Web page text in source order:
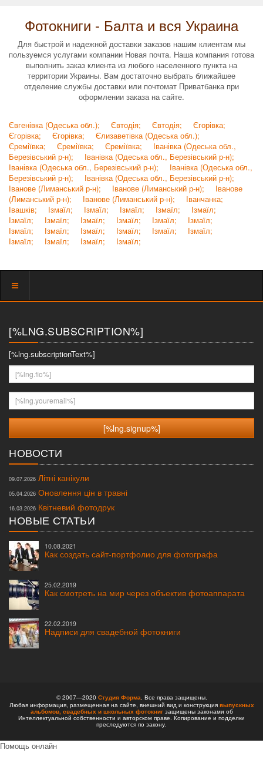
Фотокниги - Балта и вся Украина
Для быстрой и надежной доставки заказов нашим клиентам мы
пользуемся услугами компании Новая почта. Наша компания готова
выполнить заказ клиента из любого населенного пункта на
территории Украины. Вам достаточно выбрать ближайшее
отделение службы доставки или почтомат Приватбанка при
оформлении заказа на сайте.
Євгенівка (Одеська обл.); Євтодія; Євтодія;
Єгорівка;
Єгорівка;
Єгорівка;
Єлизаветівка (Одеська обл.);
Єреміївка;
Єреміївка; Єреміївка;
Іванівка (Одеська обл.,
Березівський р-н);
Іванівка (Одеська обл., Березівський р-н);
Іванівка (Одеська обл., Березівський р-н);
Іванівка (Одеська обл.,
Березівський р-н);
Іванівка (Одеська обл., Березівський р-н);
Іванове (Лиманський р-н);
Іванове (Лиманський р-н);
Іванове
(Лиманський р-н);
Іванове (Лиманський р-н);
Іванчанка;
Івашків;
Ізмаїл; Ізмаїл; Ізмаїл; Ізмаїл;
Ізмаїл;
Ізмаїл;
Ізмаїл; Ізмаїл; Ізмаїл; Ізмаїл;
Ізмаїл;
Ізмаїл;
Ізмаїл; Ізмаїл; Ізмаїл; Ізмаїл;
Ізмаїл;
Ізмаїл;
Ізмаїл; Ізмаїл; Ізмаїл;
Показать
[%LNG.SUBSCRIPTION%]
[%lng.subscriptionText%]
[%lng.fio%]
[%lng.youremail%]
НОВОСТИ
09.07.2026 Літні канікули
05.04.2026 Оновлення цін в травні
16.03.2026 Квітневий фотодрук
НОВЫЕ СТАТЬИ
10.08.2021
Как создать сайт-портфолио для фотографа
25.02.2019
Как смотреть на мир через объектив фотоаппарата
22.02.2019
Надписи для свадебной фотокниги
© 2007—2020 Студия Форма . Все права защищены.
Любая информация, размещенная на сайте, внешний вид и конструкция выпускных
альбомов, свадебных и школьных фотокнигзащищены законами об
Интеллектуальной собственности и авторском праве. Копирование и подделки
преследуются по закону.
Помощь онлайн